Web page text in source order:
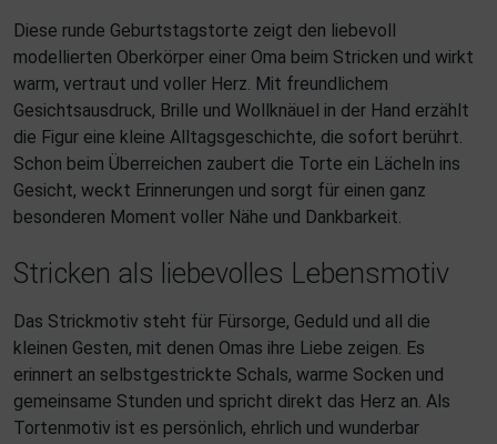
Diese runde Geburtstagstorte zeigt den liebevoll
modellierten Oberkörper einer Oma beim Stricken und wirkt
warm, vertraut und voller Herz. Mit freundlichem
Gesichtsausdruck, Brille und Wollknäuel in der Hand erzählt
die Figur eine kleine Alltagsgeschichte, die sofort berührt.
Schon beim Überreichen zaubert die Torte ein Lächeln ins
Gesicht, weckt Erinnerungen und sorgt für einen ganz
besonderen Moment voller Nähe und Dankbarkeit.
Stricken als liebevolles Lebensmotiv
Das Strickmotiv steht für Fürsorge, Geduld und all die
kleinen Gesten, mit denen Omas ihre Liebe zeigen. Es
erinnert an selbstgestrickte Schals, warme Socken und
gemeinsame Stunden und spricht direkt das Herz an. Als
Tortenmotiv ist es persönlich, ehrlich und wunderbar